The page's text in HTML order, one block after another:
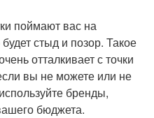
поймают вас на
стыд и позор. Такое
отталкивает с точки
вы не можете или не
бренды,
бюджета.